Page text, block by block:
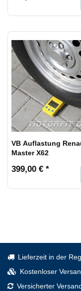
VB Auflastung
Master X62
399,00 € *
Lieferzeit in der
Kostenloser
Versicherter